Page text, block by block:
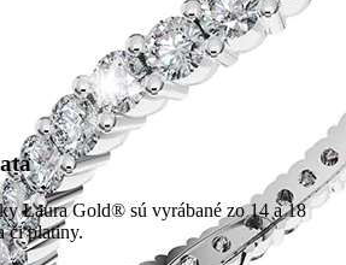
Laura Gold® sú vyrábané zo 14 a 18
či platiny.